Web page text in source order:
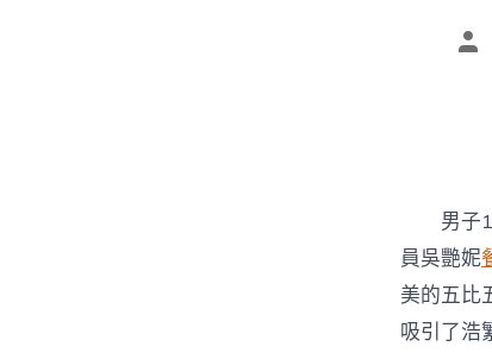
文
男子
員吳艷妮
美的五比
吸引了浩